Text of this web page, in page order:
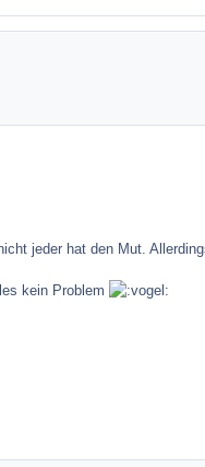
jeder hat den Mut.
kein Problem